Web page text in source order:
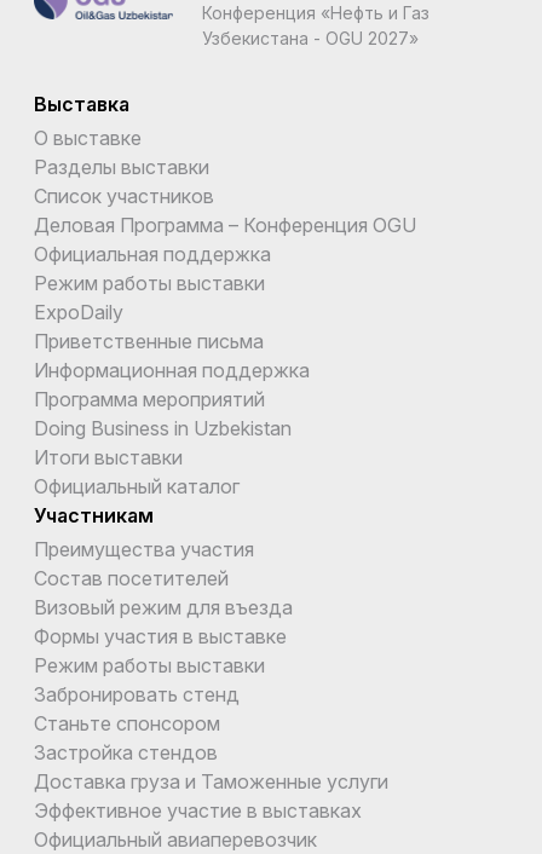
Конференция «Нефть и Газ
Узбекистана - OGU 2027»
Выставка
О выставке
Разделы выставки
Список участников
Деловая Программа – Конференция OGU
Официальная поддержка
Режим работы выставки
ExpoDaily
Приветственные письма
Информационная поддержка
Программа мероприятий
Doing Business in Uzbekistan
Итоги выставки
Официальный каталог
Участникам
Преимущества участия
Состав посетителей
Визовый режим для въезда
Формы участия в выставке
Режим работы выставки
Забронировать стенд
Станьте спонсором
Застройка стендов
Доставка груза и Таможенные услуги
Эффективное участие в выставках
Официальный авиаперевозчик